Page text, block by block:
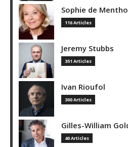
Sophie de
116 Articles
Jeremy Stubbs
351 Articles
Ivan Rioufol
300 Articles
Gilles-William
40 Articles